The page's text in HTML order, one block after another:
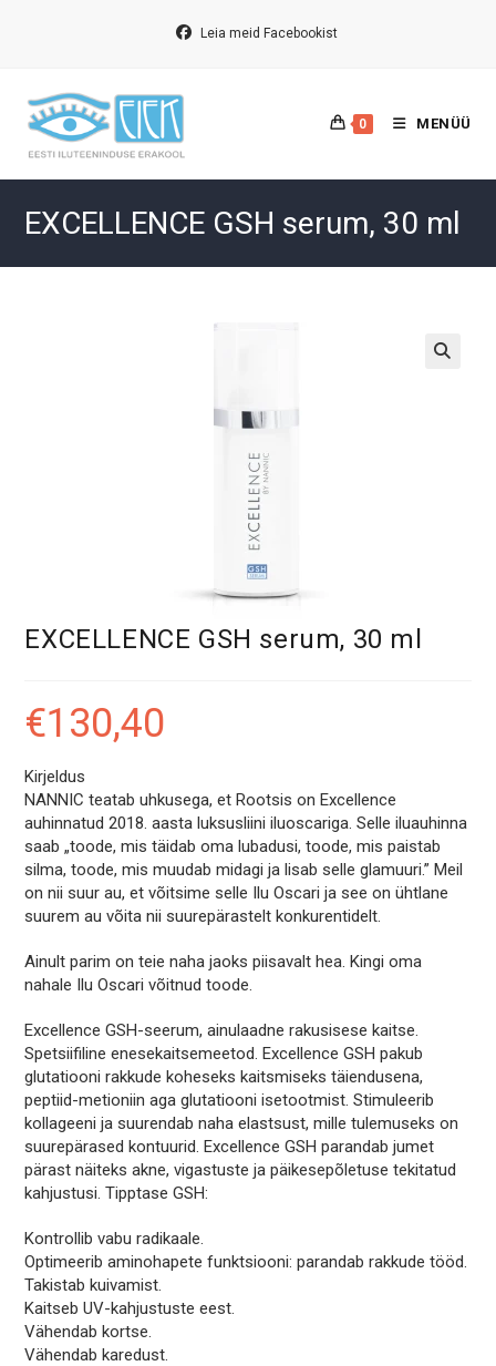
Leia meid Facebookist
0 MENÜÜ
EXCELLENCE GSH serum, 30 ml
EXCELLENCE GSH serum, 30 ml
€130,40
Kirjeldus
NANNIC teatab uhkusega, et Rootsis on Excellence
auhinnatud 2018. aasta luksusliini iluoscariga. Selle iluauhinna
saab „toode, mis täidab oma lubadusi, toode, mis paistab
silma, toode, mis muudab midagi ja lisab selle glamuuri.” Meil ​​
on nii suur au, et võitsime selle Ilu Oscari ja see on ühtlane
suurem au võita nii suurepärastelt konkurentidelt.
Ainult parim on teie naha jaoks piisavalt hea. Kingi oma
nahale Ilu Oscari võitnud toode.
Excellence GSH-seerum, ainulaadne rakusisese kaitse.
Spetsiifiline enesekaitsemeetod. Excellence GSH pakub
glutatiooni rakkude koheseks kaitsmiseks täiendusena,
peptiid-metioniin aga glutatiooni isetootmist. Stimuleerib
kollageeni ja suurendab naha elastsust, mille tulemuseks on
suurepärased kontuurid. Excellence GSH parandab jumet
pärast näiteks akne, vigastuste ja päikesepõletuse tekitatud
kahjustusi. Tipptase GSH:
Kontrollib vabu radikaale.
Optimeerib aminohapete funktsiooni: parandab rakkude tööd.
Takistab kuivamist.
Kaitseb UV-kahjustuste eest.
Vähendab kortse.
Vähendab karedust.